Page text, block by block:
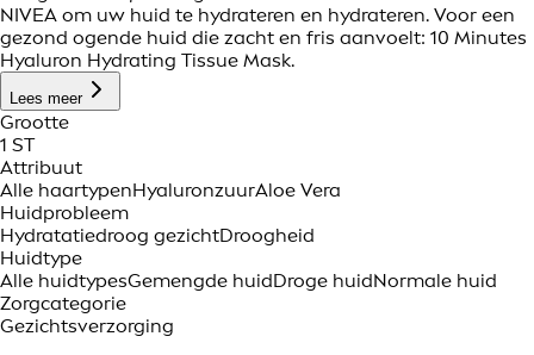
NIVEA om uw huid te hydrateren en hydrateren. Voor een
gezond ogende huid die zacht en fris aanvoelt: 10 Minutes
Hyaluron Hydrating Tissue Mask.
Lees meer
Grootte
1 ST
Attribuut
Alle haartypenHyaluronzuurAloe Vera
Huidprobleem
Hydratatiedroog gezichtDroogheid
Huidtype
Alle huidtypesGemengde huidDroge huidNormale huid
Zorgcategorie
Gezichtsverzorging